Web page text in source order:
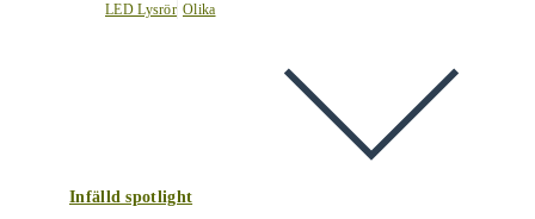
LED Lysrör Olika
Infälld spotlight